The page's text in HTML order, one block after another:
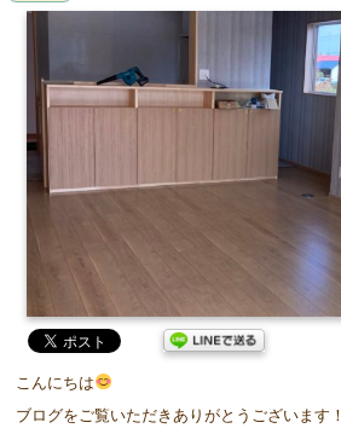
こんにちは
ブログをご覧いただきありがとうございます！